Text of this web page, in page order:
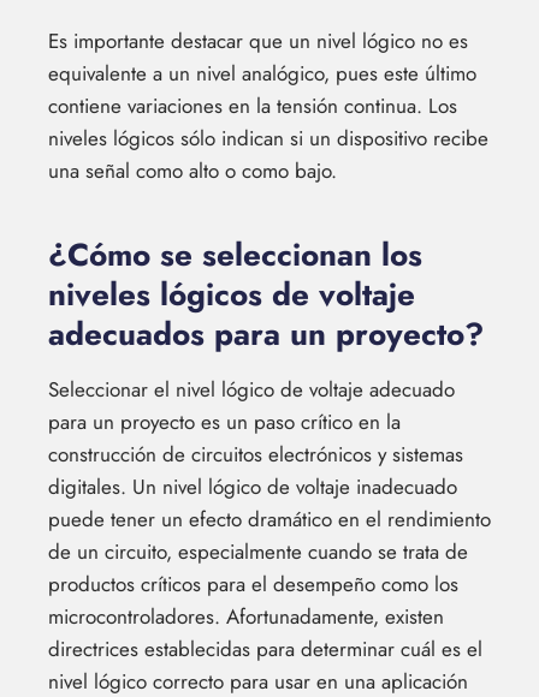
Es importante destacar que un nivel lógico no es
equivalente a un nivel analógico, pues este último
contiene variaciones en la tensión continua. Los
niveles lógicos sólo indican si un dispositivo recibe
una señal como alto o como bajo.
¿Cómo se seleccionan los
niveles lógicos de voltaje
adecuados para un proyecto?
Seleccionar el nivel lógico de voltaje adecuado
para un proyecto es un paso crítico en la
construcción de circuitos electrónicos y sistemas
digitales. Un nivel lógico de voltaje inadecuado
puede tener un efecto dramático en el rendimiento
de un circuito, especialmente cuando se trata de
productos críticos para el desempeño como los
microcontroladores. Afortunadamente, existen
directrices establecidas para determinar cuál es el
nivel lógico correcto para usar en una aplicación